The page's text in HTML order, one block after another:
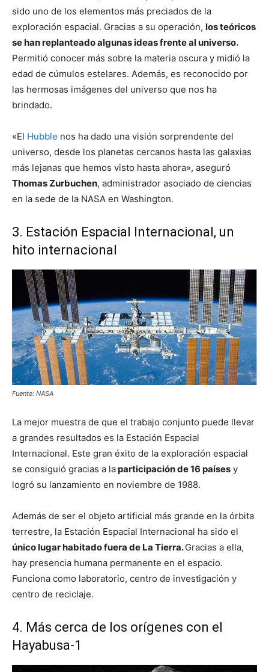
sido uno de los elementos más preciados de la
exploración espacial. Gracias a su operación, los teóricos
se han replanteado algunas ideas frente al universo.
Permitió conocer más sobre la materia oscura y midió la
edad de cúmulos estelares. Además, es reconocido por
las hermosas imágenes del universo que nos ha
brindado.
«El Hubble nos ha dado una visión sorprendente del
universo, desde los planetas cercanos hasta las galaxias
más lejanas que hemos visto hasta ahora», aseguró
Thomas Zurbuchen, administrador asociado de ciencias
en la sede de la NASA en Washington.
3. Estación Espacial Internacional, un
hito internacional
Fuente: NASA
La mejor muestra de que el trabajo conjunto puede llevar
a grandes resultados es la Estación Espacial
Internacional. Este gran éxito de la exploración espacial
se consiguió gracias a laparticipación de 16 países y
logró su lanzamiento en noviembre de 1988.
Además de ser el objeto artificial más grande en la órbita
terrestre, la Estación Espacial Internacional ha sido el
único lugar habitado fuera de La Tierra.Gracias a ella,
hay presencia humana permanente en el espacio.
Funciona como laboratorio, centro de investigación y
centro de reciclaje.
4. Más cerca de los orígenes con el
Hayabusa-1